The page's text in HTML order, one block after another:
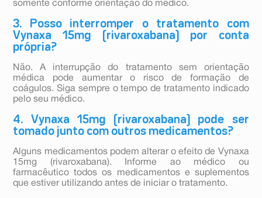
somente conforme orientação do médico.
3. Posso interromper o tratamento com
Vynaxa 15mg (rivaroxabana) por conta
própria?
Não. A interrupção do tratamento sem orientação
médica pode aumentar o risco de formação de
coágulos. Siga sempre o tempo de tratamento indicado
pelo seu médico.
4. Vynaxa 15mg (rivaroxabana) pode ser
tomado junto com outros medicamentos?
Alguns medicamentos podem alterar o efeito de Vynaxa
15mg (rivaroxabana). Informe ao médico ou
farmacêutico todos os medicamentos e suplementos
que estiver utilizando antes de iniciar o tratamento.